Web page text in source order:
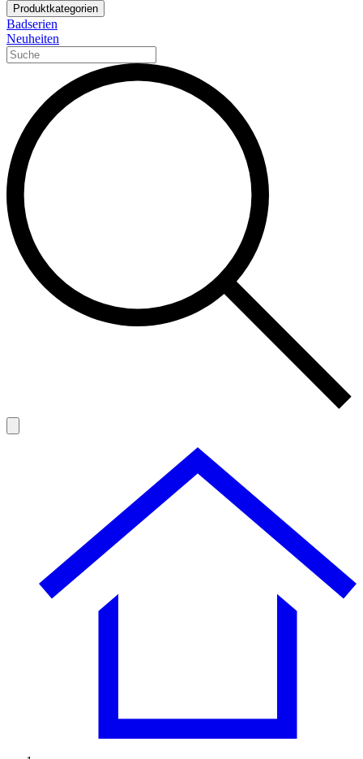
Produktkategorien
Badserien
Neuheiten